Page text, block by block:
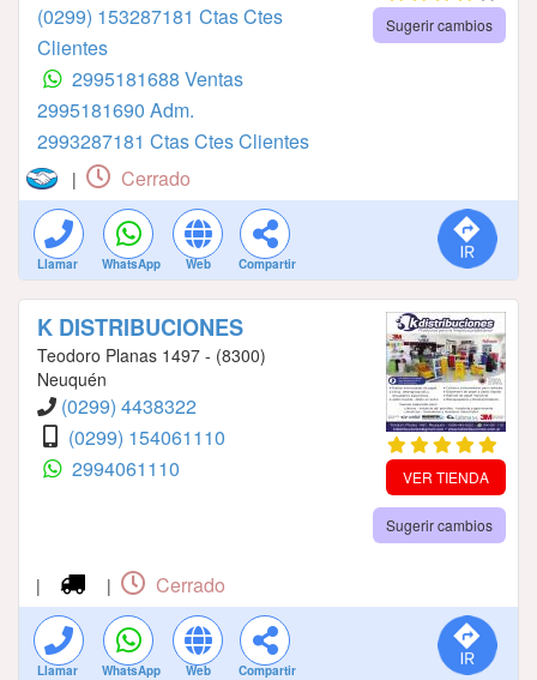
(0299) 153287181 Ctas Ctes
Clientes
2995181688 Ventas
2995181690 Adm.
2993287181 Ctas Ctes Clientes
Sugerir cambios
| Cerrado
Llamar WhatsApp Web Compartir
K DISTRIBUCIONES
Teodoro Planas 1497 - (8300)
Neuquén
(0299) 4438322
(0299) 154061110
2994061110
VER TIENDA
Sugerir cambios
| | Cerrado
Llamar WhatsApp Web Compartir